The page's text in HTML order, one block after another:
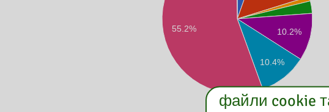
10.2%
10.4%
55.2%
файли cookie